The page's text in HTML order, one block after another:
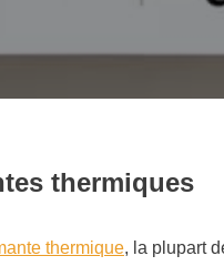
thermiques
thermique, la plupart